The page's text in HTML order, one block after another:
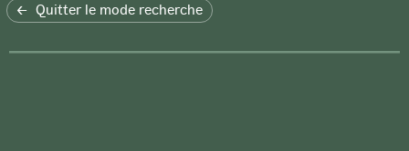
Quitter le mode recherche